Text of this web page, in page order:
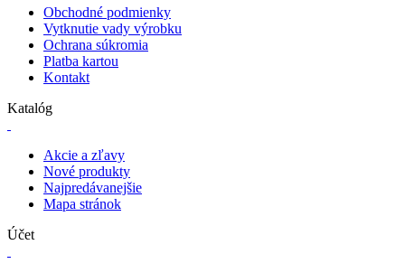
Obchodné podmienky
Vytknutie vady výrobku
Ochrana súkromia
Platba kartou
Kontakt
Katalóg
Akcie a zľavy
Nové produkty
Najpredávanejšie
Mapa stránok
Účet